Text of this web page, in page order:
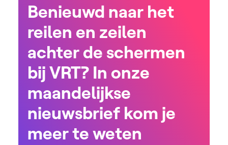
Benieuwd naar het
reilen en zeilen
achter de schermen
bij VRT? In onze
maandelijkse
nieuwsbrief kom je
meer te weten